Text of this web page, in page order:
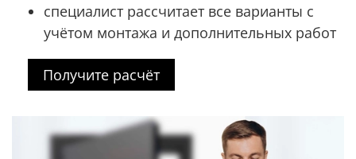
специалист рассчитает все варианты с
учётом монтажа и дополнительных работ
Получите расчёт